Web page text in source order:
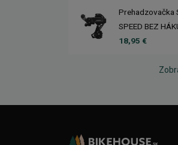
Prehadzovačka
SPEED BEZ
18,95 €